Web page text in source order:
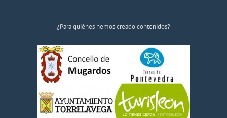
¿Para quiénes hemos creado contenidos?